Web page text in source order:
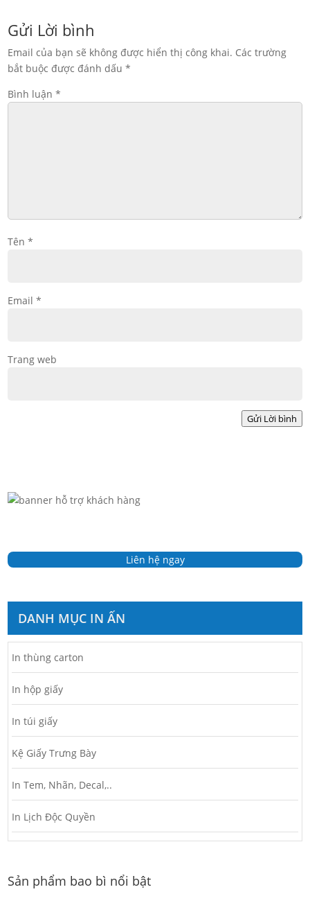
Gửi Lời bình
Email của bạn sẽ không được hiển thị công khai. Các trường
bắt buộc được đánh dấu*
Bình luận*
Tên*
Email*
Trang web
Gửi Lời bình
Liên hệ ngay
DANH MỤC IN ẤN
In thùng carton
In hộp giấy
In túi giấy
Kệ Giấy Trưng Bày
In Tem, Nhãn, Decal,..
In Lịch Độc Quyền
Sản phẩm bao bì nổi bật